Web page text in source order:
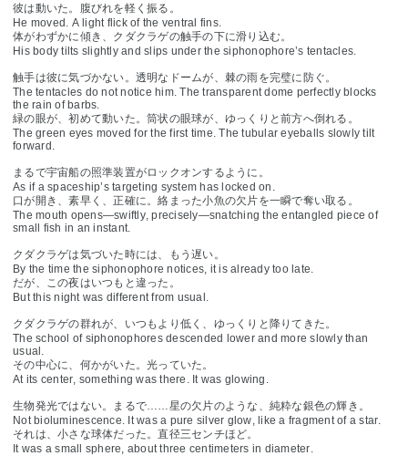
彼は動いた。腹びれを軽く振る。
He moved. A light flick of the ventral fins.
体がわずかに傾き、クダクラゲの触手の下に滑り込む。
His body tilts slightly and slips under the siphonophore’s tentacles.
触手は彼に気づかない。透明なドームが、棘の雨を完璧に防ぐ。
The tentacles do not notice him. The transparent dome perfectly blocks
the rain of barbs.
緑の眼が、初めて動いた。筒状の眼球が、ゆっくりと前方へ倒れる。
The green eyes moved for the first time. The tubular eyeballs slowly tilt
forward.
まるで宇宙船の照準装置がロックオンするように。
As if a spaceship’s targeting system has locked on.
口が開き、素早く、正確に。絡まった小魚の欠片を一瞬で奪い取る。
The mouth opens—swiftly, precisely—snatching the entangled piece of
small fish in an instant.
クダクラゲは気づいた時には、もう遅い。
By the time the siphonophore notices, it is already too late.
だが、この夜はいつもと違った。
But this night was different from usual.
クダクラゲの群れが、いつもより低く、ゆっくりと降りてきた。
The school of siphonophores descended lower and more slowly than
usual.
その中心に、何かがいた。光っていた。
At its center, something was there. It was glowing.
生物発光ではない。まるで……星の欠片のような、純粋な銀色の輝き。
Not bioluminescence. It was a pure silver glow, like a fragment of a star.
それは、小さな球体だった。直径三センチほど。
It was a small sphere, about three centimeters in diameter.